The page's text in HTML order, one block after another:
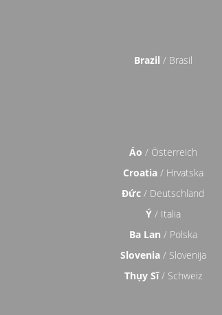
Brazil / Brasil
Áo / Österreich
Croatia/ Hrvatska
Đức / Deutschland
Ý/ Italia
Ba Lan / Polska
Slovenia/ Slovenija
Thụy Sĩ/ Schweiz